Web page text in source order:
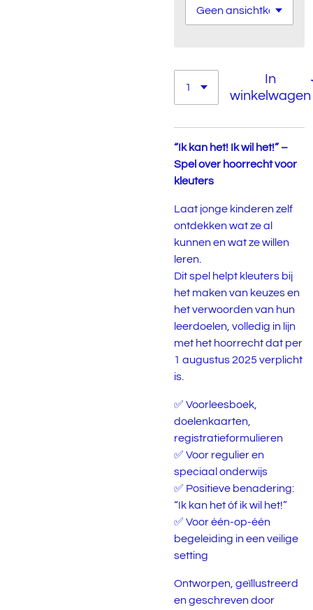
In
winkelwagen
“Ik kan het! Ik wil het!” –
Spel over hoorrecht voor
kleuters
Laat jonge kinderen zelf
ontdekken wat ze al
kunnen en wat ze willen
leren.
Dit spel helpt kleuters bij
het maken van keuzes en
het verwoorden van hun
leerdoelen, volledig in lijn
met het hoorrecht dat per
1 augustus 2025 verplicht
is.
✅ Voorleesboek,
doelenkaarten,
registratieformulieren
✅ Voor regulier en
speciaal onderwijs
✅ Positieve benadering:
“Ik kan het óf ik wil het!”
✅ Voor één-op-één
begeleiding in een veilige
setting
Ontworpen, geïllustreerd
en geschreven door